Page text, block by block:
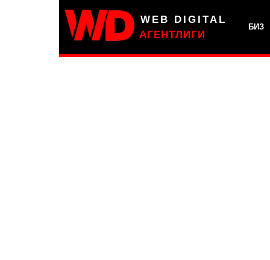
WEB DIGITAL
АГЕНТЛИГИ
БИЗ